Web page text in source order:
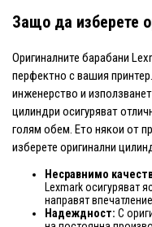
Защо да изберете
Оригиналните барабани
перфектно с вашия
инженерство и
цилиндри осигуряват
голям обем. Ето някои от
изберете оригинални
Несравнимо
Lexmark осигуряват
направят
Надеждност: С